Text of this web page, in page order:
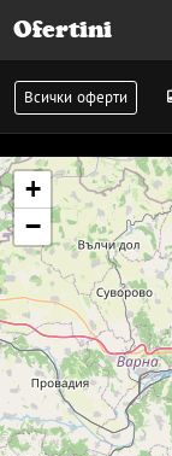
Ofertini
Всички оферти
+
−